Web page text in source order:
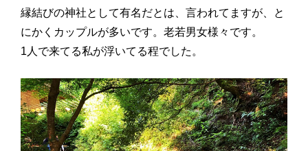
縁結びの神社として有名だとは、言われてますが、と
にかくカップルが多いです。老若男女様々です。
1人で来てる私が浮いてる程でした。